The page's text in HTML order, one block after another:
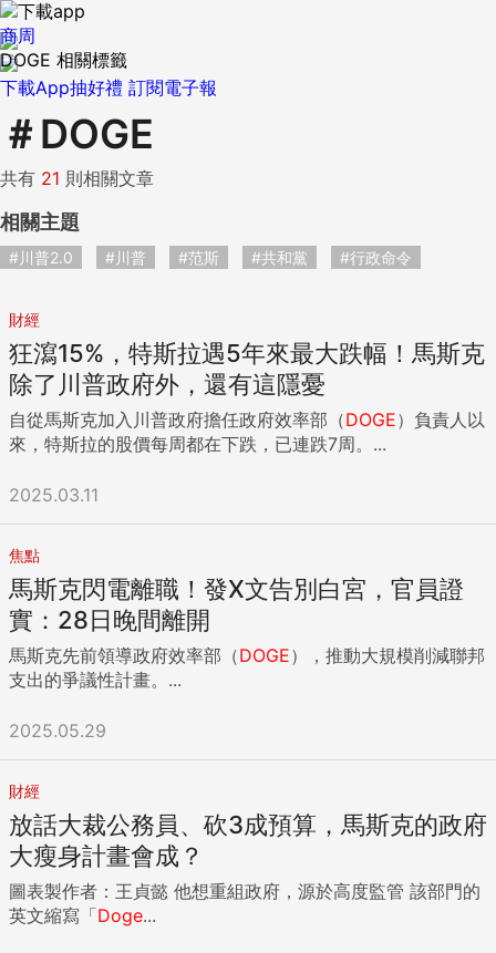
下載App抽好禮 訂閱電子報
商周
DOGE 相關標籤
＃ DOGE
共有 21 則相關文章
相關主題
#川普2.0 #川普 #范斯 #共和黨 #行政命令
財經
狂瀉15%，特斯拉遇5年來最大跌幅！馬斯克
除了川普政府外，還有這隱憂
自從馬斯克加入川普政府擔任政府效率部（DOGE）負責人以
來，特斯拉的股價每周都在下跌，已連跌7周。...
2025.03.11
焦點
馬斯克閃電離職！發X文告別白宮，官員證
實：28日晚間離開
馬斯克先前領導政府效率部（DOGE），推動大規模削減聯邦
支出的爭議性計畫。...
2025.05.29
財經
放話大裁公務員、砍3成預算，馬斯克的政府
大瘦身計畫會成？
圖表製作者：王貞懿 他想重組政府，源於高度監管 該部門的
英文縮寫「Doge...